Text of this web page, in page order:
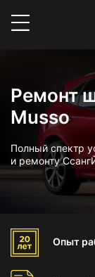
Ремонт
Musso
Полный спектр
и ремонту
Опыт